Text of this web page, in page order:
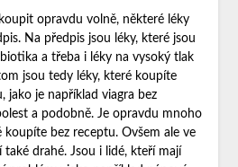
opravdu volně, některé léky
Na předpis jsou léky, které jsou
a třeba i léky na vysoký tlak
jsou tedy léky, které koupíte
jako je například viagra bez
a podobně. Je opravdu mnoho
bez receptu. Ovšem ale ve
drahé. Jsou i lidé, kteří mají